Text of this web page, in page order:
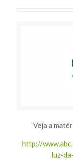
Veja a
http://
luz-